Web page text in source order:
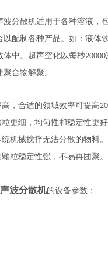
波分散机适用于各种溶液，
以配制各种产品。如：液体
体中。超声空化以每秒20000
合物解聚。
，合适的领域效率可提高
更细，均匀性和稳定性更好
机械搅拌无法分散的物料
粒稳定性强，不易再团聚。
波分散机的设备参数：